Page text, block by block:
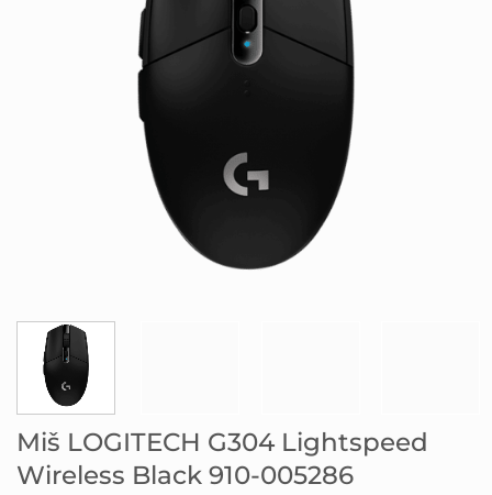
Miš LOGITECH G304 Lightspeed
Wireless Black 910-005286